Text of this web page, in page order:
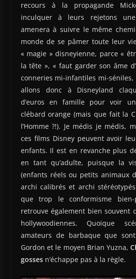
recours à la propagande
inculquer à leurs rejetons
amenera à suivre le même
monde de se pâmer toute leur
« magie » disneyienne, parce «
la tête », « faut garder son âme
conneries mi-infantiles mi-séniles,
allons donc à Disneyland
d’euros en famille pour voir
clébard orange (mais que fait la
l’Homme ?!). Je médis je médis,
ces films Disney peuvent avoir
enfants. Il est en revanche plus
en tant qu’adulte, puisque la
(enfants réels ou petits animaux
archi calibrés et archi
que trop le conformisme bien-
retrouve également bien souvent
hollywoodiennes. Quoique
amateurs de barbaque que sont
Gordon et le moyen Brian Yuzna,
gossesn’échappe pas à la règle.